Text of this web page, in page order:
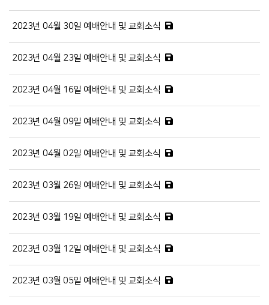
2023년 04월 30일 예배안내 및 교회소식
2023년 04월 23일 예배안내 및 교회소식
2023년 04월 16일 예배안내 및 교회소식
2023년 04월 09일 예배안내 및 교회소식
2023년 04월 02일 예배안내 및 교회소식
2023년 03월 26일 예배안내 및 교회소식
2023년 03월 19일 예배안내 및 교회소식
2023년 03월 12일 예배안내 및 교회소식
2023년 03월 05일 예배안내 및 교회소식